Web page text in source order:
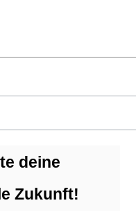
deine
Zukunft!